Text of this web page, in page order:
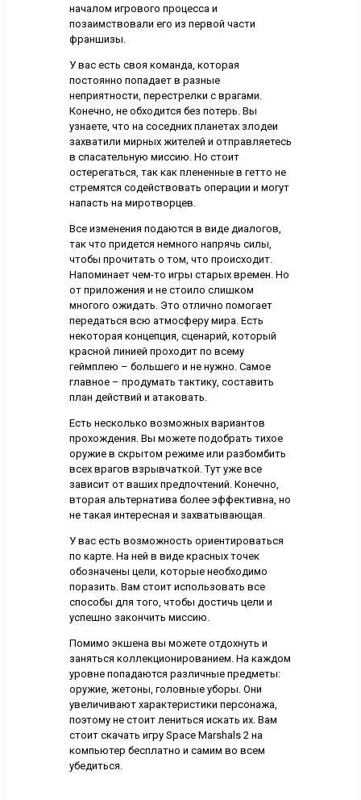
началом игрового процесса и
позаимствовали его из первой части
франшизы.
У вас есть своя команда, которая
постоянно попадает в разные
неприятности, перестрелки с врагами.
Конечно, не обходится без потерь. Вы
узнаете, что на соседних планетах злодеи
захватили мирных жителей и отправляетесь
в спасательную миссию. Но стоит
остерегаться, так как плененные в гетто не
стремятся содействовать операции и могут
напасть на миротворцев.
Все изменения подаются в виде диалогов,
так что придется немного напрячь силы,
чтобы прочитать о том, что происходит.
Напоминает чем-то игры старых времен. Но
от приложения и не стоило слишком
многого ожидать. Это отлично помогает
передаться всю атмосферу мира. Есть
некоторая концепция, сценарий, который
красной линией проходит по всему
геймплею – большего и не нужно. Самое
главное – продумать тактику, составить
план действий и атаковать.
Есть несколько возможных вариантов
прохождения. Вы можете подобрать тихое
оружие в скрытом режиме или разбомбить
всех врагов взрывчаткой. Тут уже все
зависит от ваших предпочтений. Конечно,
вторая альтернатива более эффективна, но
не такая интересная и захватывающая.
У вас есть возможность ориентироваться
по карте. На ней в виде красных точек
обозначены цели, которые необходимо
поразить. Вам стоит использовать все
способы для того, чтобы достичь цели и
успешно закончить миссию.
Помимо экшена вы можете отдохнуть и
заняться коллекционированием. На каждом
уровне попадаются различные предметы:
оружие, жетоны, головные уборы. Они
увеличивают характеристики персонажа,
поэтому не стоит лениться искать их. Вам
стоит скачать игру Space Marshals 2 на
компьютер бесплатно и самим во всем
убедиться.